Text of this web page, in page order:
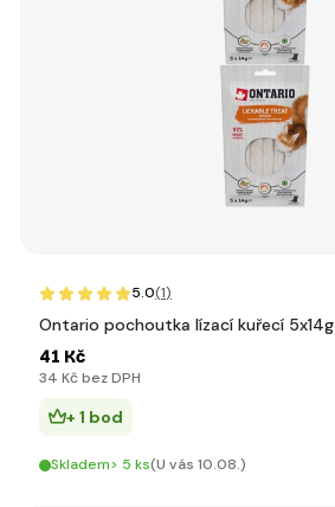
5.0(1)
Ontario pochoutka lízací kuřecí 5x14g
41 Kč
34 Kč bez DPH
+ 1 bod
Skladem> 5 ks(U vás 10.08.)